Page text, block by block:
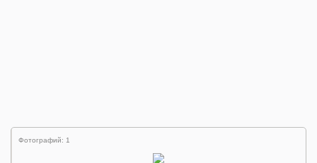
Фотографий: 1